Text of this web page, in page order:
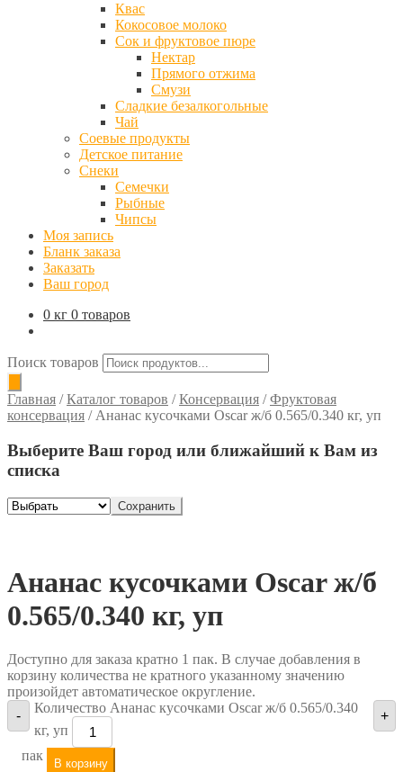
Квас
Кокосовое молоко
Сок и фруктовое пюре
Нектар
Прямого отжима
Смузи
Сладкие безалкогольные
Чай
Соевые продукты
Детское питание
Снеки
Семечки
Рыбные
Чипсы
Моя запись
Бланк заказа
Заказать
Ваш город
0 кг 0 товаров
Поиск товаров
Главная /Каталог товаров /Консервация /Фруктовая
консервация / Ананас кусочками Oscar ж/б 0.565/0.340 кг, уп
Выберите Ваш город или ближайший к Вам из
списка
Сохранить
Ананас кусочками Oscar ж/б
0.565/0.340 кг, уп
Доступно для заказа кратно 1 пак. В случае добавления в
корзину количества не кратного указанному значению
произойдет автоматическое округление.
-
Количество Ананас кусочками Oscar ж/б 0.565/0.340
кг, уп
+
пак
В корзину